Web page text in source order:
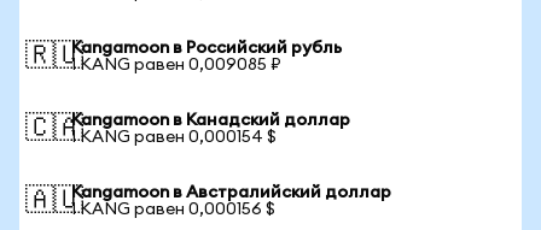
🇷🇺Kangamoon в Российский рубль
1 KANG равен 0,009085 ₽
🇨🇦Kangamoon в Канадский доллар
1 KANG равен 0,000154 $
🇦🇺Kangamoon в Австралийский доллар
1 KANG равен 0,000156 $